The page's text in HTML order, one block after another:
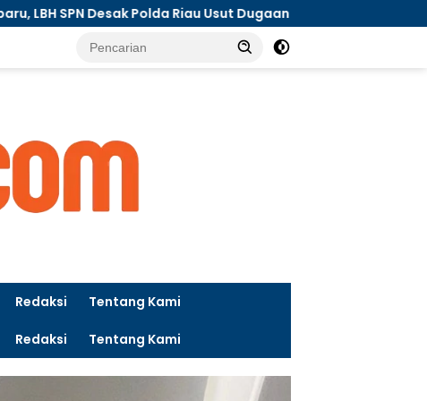
Riau Usut Dugaan Premanisme
Redaksi Tentang Kami
Redaksi Tentang Kami